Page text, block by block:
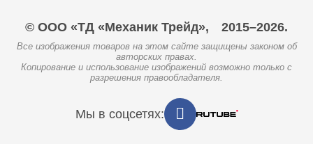
© ООО «ТД «Механик Трейд», 2015–2026.
Все изображения товаров на этом сайте защищены законом об
авторских правах.
Копирование и использование изображений возможно только с
разрешения правообладателя.
Мы в соцсетях: